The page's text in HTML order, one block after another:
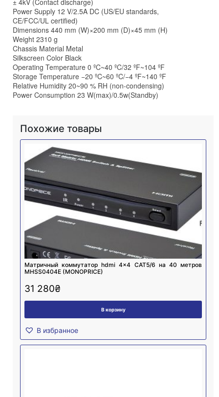
Power Supply 12 V/2.5A DC (US/EU standards,
CE/FCC/UL certified)
Dimensions 440 mm (W)×200 mm (D)×45 mm (H)
Weight 2310 g
Chassis Material Metal
Silkscreen Color Black
Operating Temperature 0 ºC~40 ºC/32 ºF~104 ºF
Storage Temperature −20 ºC~60 ºC/−4 ºF~140 ºF
Relative Humidity 20~90 % RH (non-condensing)
Power Consumption 23 W(max)/0.5w(Standby)
Похожие товары
Матричный коммутатор hdmi 4×4 САТ5/6 на 40 метров
MHSS0404E (MONOPRICE)
31 280₴
В корзину
В избранное